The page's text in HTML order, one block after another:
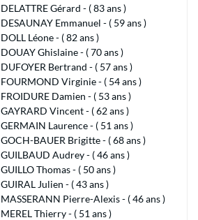
DELATTRE Gérard - ( 83 ans )
DESAUNAY Emmanuel - ( 59 ans )
DOLL Léone - ( 82 ans )
DOUAY Ghislaine - ( 70 ans )
DUFOYER Bertrand - ( 57 ans )
FOURMOND Virginie - ( 54 ans )
FROIDURE Damien - ( 53 ans )
GAYRARD Vincent - ( 62 ans )
GERMAIN Laurence - ( 51 ans )
GOCH-BAUER Brigitte - ( 68 ans )
GUILBAUD Audrey - ( 46 ans )
GUILLO Thomas - ( 50 ans )
GUIRAL Julien - ( 43 ans )
MASSERANN Pierre-Alexis - ( 46 ans )
MEREL Thierry - ( 51 ans )